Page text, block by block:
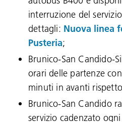
interruzione del
dettagli: Nuova linea
Pusteria;
Brunico-San Candido-
orari delle partenze
minuti in avanti
Brunico-San Candido
servizio cadenzato